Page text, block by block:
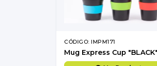
CÓDIGO: IMPM171